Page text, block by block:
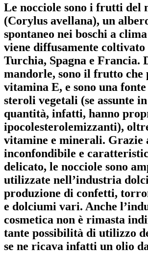
Le nocciole sono i frutti del
(Corylus avellana), un
spontaneo nei boschi a
viene diffusamente
Turchia, Spagna e Francia.
mandorle, sono il frutto che
vitamina E, e sono una
steroli vegetali (se assunte
quantità, infatti, hanno
ipocolesterolemizzanti),
vitamine e minerali. Grazie
inconfondibile e
delicato, le nocciole sono
utilizzate nell’industria
produzione di confetti,
e dolciumi vari. Anche
cosmetica non è rimasta
tante possibilità di utilizzo
se ne ricava infatti un olio